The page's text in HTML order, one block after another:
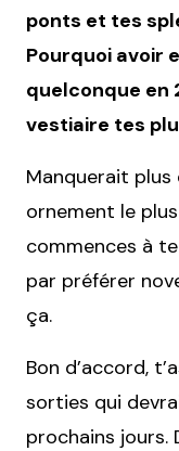
ponts et tes
Pourquoi avoir
quelconque en
vestiaire tes
Manquerait
ornement le
commences à
par préférer
ça.
Bon d’accord,
sorties qui
prochains jours.